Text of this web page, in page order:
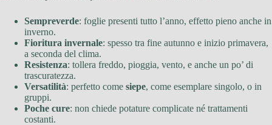
Sempreverde: foglie presenti tutto l’anno, effetto pieno anche in
inverno.
Fioritura invernale: spesso tra fine autunno e inizio primavera,
a seconda del clima.
Resistenza: tollera freddo, pioggia, vento, e anche un po’ di
trascuratezza.
Versatilità: perfetto come siepe, come esemplare singolo, o in
gruppi.
Poche cure: non chiede potature complicate né trattamenti
costanti.